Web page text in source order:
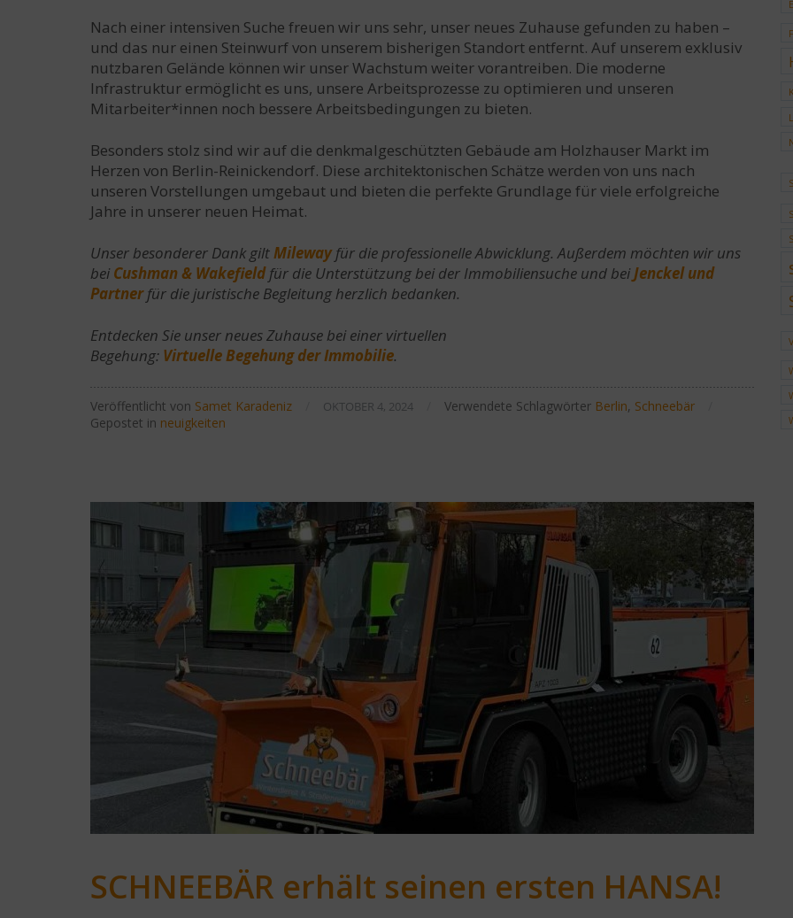
Nach einer intensiven Suche freuen wir uns sehr, unser neues Zuhause gefunden zu haben –
und das nur einen Steinwurf von unserem bisherigen Standort entfernt. Auf unserem exklusiv
nutzbaren Gelände können wir unser Wachstum weiter vorantreiben. Die moderne
Infrastruktur ermöglicht es uns, unsere Arbeitsprozesse zu optimieren und unseren
Mitarbeiter*innen noch bessere Arbeitsbedingungen zu bieten.
Besonders stolz sind wir auf die denkmalgeschützten Gebäude am Holzhauser Markt im
Herzen von Berlin-Reinickendorf. Diese architektonischen Schätze werden von uns nach
unseren Vorstellungen umgebaut und bieten die perfekte Grundlage für viele erfolgreiche
Jahre in unserer neuen Heimat.
Unser besonderer Dank giltMilewayfür die professionelle Abwicklung. Außerdem möchten wir uns
bei Cushman & Wakefieldfür die Unterstützung bei der Immobiliensuche und beiJenckel und
Partnerfür die juristische Begleitung herzlich bedanken.
Entdecken Sie unser neues Zuhause bei einer virtuellen
Begehung: Virtuelle Begehung der Immobilie.
Veröffentlicht von Samet Karadeniz OKTOBER 4, 2024 Verwendete Schlagwörter Berlin, Schneebär
Gepostet in neuigkeiten
SCHNEEBÄR erhält seinen ersten HANSA!